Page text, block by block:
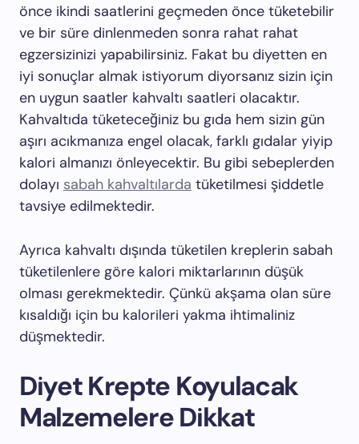
önce ikindi saatlerini geçmeden önce tüketebilir
ve bir süre dinlenmeden sonra rahat rahat
egzersizinizi yapabilirsiniz. Fakat bu diyetten en
iyi sonuçlar almak istiyorum diyorsanız sizin için
en uygun saatler kahvaltı saatleri olacaktır.
Kahvaltıda tüketeceğiniz bu gıda hem sizin gün
aşırı acıkmanıza engel olacak, farklı gıdalar yiyip
kalori almanızı önleyecektir. Bu gibi sebeplerden
dolayı sabah kahvaltılarda tüketilmesi şiddetle
tavsiye edilmektedir.
Ayrıca kahvaltı dışında tüketilen kreplerin sabah
tüketilenlere göre kalori miktarlarının düşük
olması gerekmektedir. Çünkü akşama olan süre
kısaldığı için bu kalorileri yakma ihtimaliniz
düşmektedir.
Diyet Krepte Koyulacak
Malzemelere Dikkat